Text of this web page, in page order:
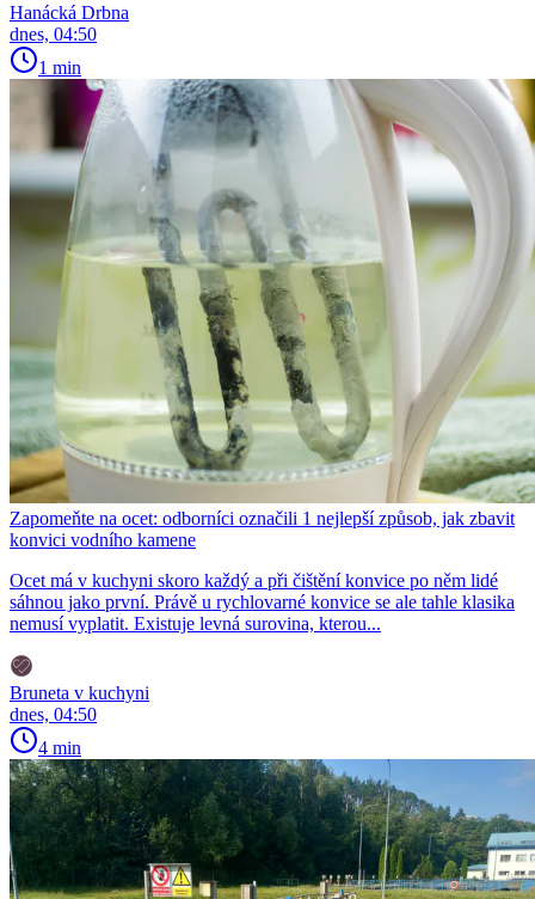
Hanácká Drbna
dnes, 04:50
1 min
Zapomeňte na ocet: odborníci označili 1 nejlepší způsob, jak zbavit
konvici vodního kamene
Ocet má v kuchyni skoro každý a při čištění konvice po něm lidé
sáhnou jako první. Právě u rychlovarné konvice se ale tahle klasika
nemusí vyplatit. Existuje levná surovina, kterou...
Bruneta v kuchyni
dnes, 04:50
4 min